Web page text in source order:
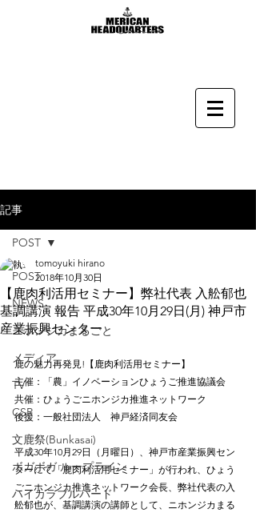
記事
POST
NEWS
ニホンジカまるごと
メディア
TV
CSR
文鹿祭(Bunkasai)
ボガボガ ループライン
ハイカラブルバード
POST
【鹿肉利活用セミナー】弊社代表 入舩郁也
基調講演 報告 平成30年10月29日(月) 神戸市
産業振興センター
tomoyuki hirano
2018年10月30日
鹿の魅力再発見!【鹿肉利活用セミナー】
主催：「農」イノベーションひょうご推進協議会
共催：ひょうごニホンジカ推進ネットワーク
後援：一般社団法人　神戸経済同友会
平成30年10月29日（月曜日）、神戸市産業振興セン
ターにて「鹿肉利活用セミナー」が行われ、ひょう
ごニホンジカ推進ネットワーク会長、弊社代表の入
舩郁也が、基調講演の講師として、ニホンジカまる